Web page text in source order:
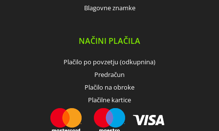
Blagovne znamke
NAČINI PLAČILA
Plačilo po povzetju (odkupnina)
Predračun
Plačilo na obroke
Plačilne kartice